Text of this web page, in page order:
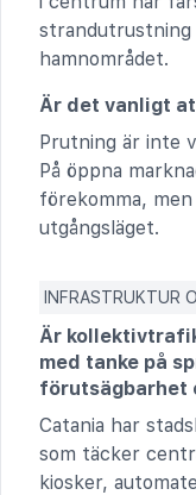
strandutrustning
hamnområdet.
Är det vanligt
Prutning är inte
På öppna
förekomma,
utgångsläget.
INFRASTRUKTUR
Är
med tanke på
förutsägbarhet
Catania har
som täcker
kiosker,